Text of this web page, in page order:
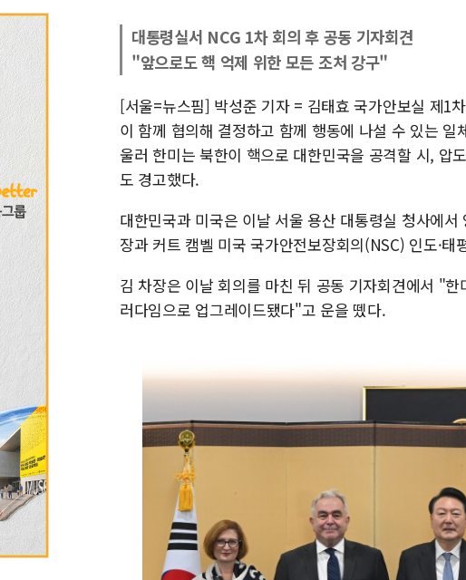
대통령실서 NCG 1차 회의 후 공동 기자회견
"앞으로도 핵 억제 위한 모든 조처 강구"
[서울=뉴스핌] 박성준 기자 = 김태효 국가안보실 제1
이 함께 협의해 결정하고 함께 행동에 나설 수 있는
울러 한미는 북한이 핵으로 대한민국을 공격할 시, 압
도 경고했다.
대한민국과 미국은 이날 서울 용산 대통령실 청사에
장과 커트 캠벨 미국 국가안전보장회의(NSC) 인도·
김 차장은 이날 회의를 마친 뒤 공동 기자회견에서 "
러다임으로 업그레이드됐다"고 운을 뗐다.